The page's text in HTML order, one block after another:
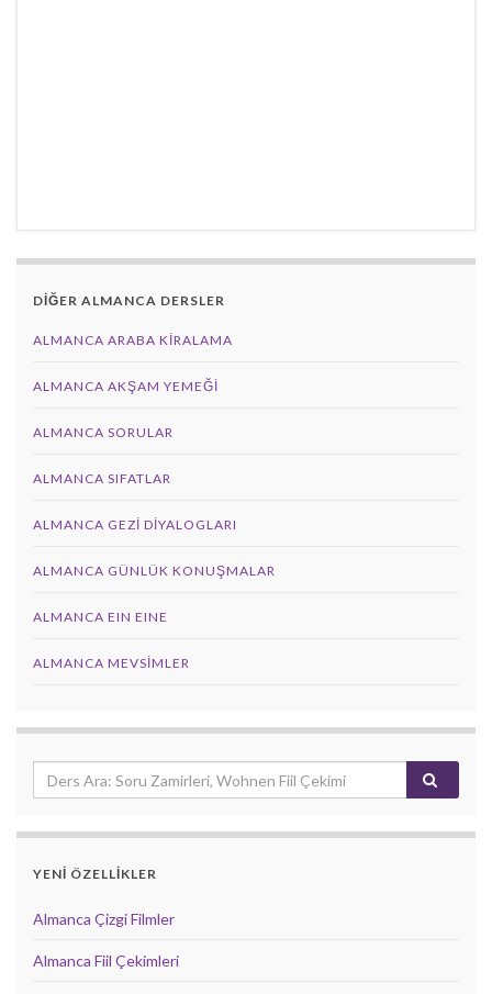
DİĞER ALMANCA DERSLER
ALMANCA ARABA KIRALAMA
ALMANCA AKŞAM YEMEĞI
ALMANCA SORULAR
ALMANCA SIFATLAR
ALMANCA GEZI DIYALOGLARI
ALMANCA GÜNLÜK KONUŞMALAR
ALMANCA EIN EINE
ALMANCA MEVSIMLER
YENİ ÖZELLİKLER
Almanca Çizgi Filmler
Almanca Fiil Çekimleri